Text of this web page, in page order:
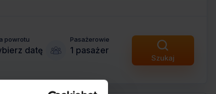
powrotu
datę
Pasażerowie
1 pasażer
Szukaj